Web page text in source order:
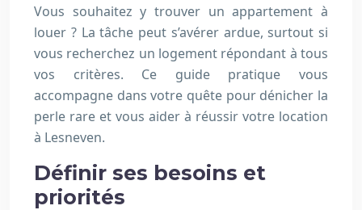
Vous souhaitez y trouver un appartement à
louer ? La tâche peut s’avérer ardue, surtout si
vous recherchez un logement répondant à tous
vos critères. Ce guide pratique vous
accompagne dans votre quête pour dénicher la
perle rare et vous aider à réussir votre location
à Lesneven.
Définir ses besoins et
priorités